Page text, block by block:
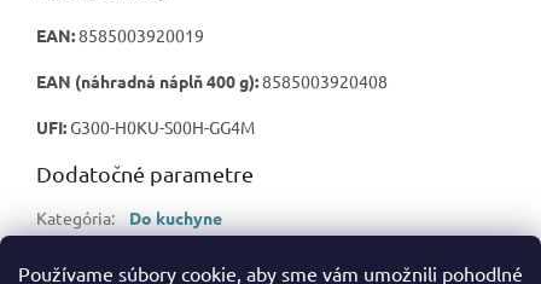
Používame súbory cookie, aby sme vám umožnili pohodlné
EAN:8585003920019
EAN (náhradná náplň 400 g):8585003920408
UFI:G300-H0KU-S00H-GG4M
Dodatočné parametre
Kategória:
Do kuchyne
EAN: 8585003920019